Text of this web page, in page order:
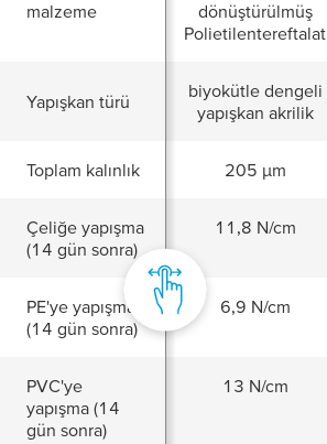
malzeme
dönüştürülmüş
Polietilentereftalat
Yapışkan türü
biyokütle dengeli
yapışkan akrilik
Toplam kalınlık 205 µm
Çeliğe yapışma
(14 gün sonra)
11,8 N/cm
PE'ye yapışma
(14 gün sonra)
6,9 N/cm
PVC'ye
yapışma (14
gün sonra)
13 N/cm